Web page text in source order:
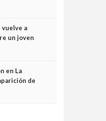
que no
vuelve a
un joven
en La
de